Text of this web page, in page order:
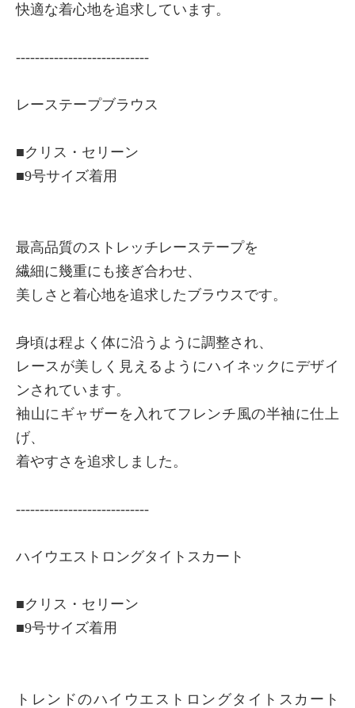
快適な着心地を追求しています。
----------------------------
レーステープブラウス
■クリス・セリーン
■9号サイズ着用
最高品質のストレッチレーステープを
繊細に幾重にも接ぎ合わせ、
美しさと着心地を追求したブラウスです。
身頃は程よく体に沿うように調整され、
レースが美しく見えるようにハイネックにデザイ
ンされています。
袖山にギャザーを入れてフレンチ風の半袖に仕上
げ、
着やすさを追求しました。
----------------------------
ハイウエストロングタイトスカート
■クリス・セリーン
■9号サイズ着用
トレンドのハイウエストロングタイトスカート